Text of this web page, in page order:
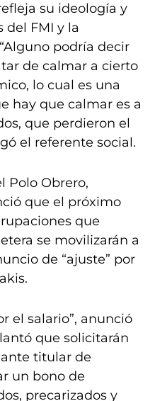
su ideología y
del FMI y la
podría decir
de calmar a cierto
lo cual es una
hay que calmar es a
que perdieron el
el referente social.
Polo Obrero,
que el próximo
que
se movilizarán a
de “ajuste” por
el salario”, anunció
que solicitarán
titular de
un bono de
precarizados y